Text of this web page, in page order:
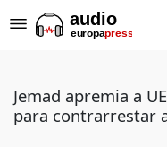
Jemad apremia a
para contrarrestar